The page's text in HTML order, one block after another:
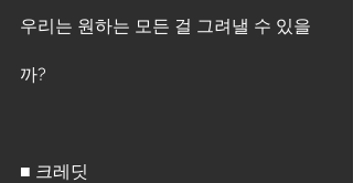
우리는 원하는 모든 걸 그려낼 수 있을
까?
■ 크레딧